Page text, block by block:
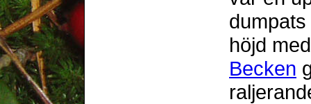
höjd
Becken